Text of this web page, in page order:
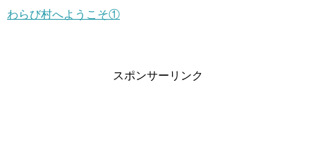
わらび村へようこそ①
スポンサーリンク